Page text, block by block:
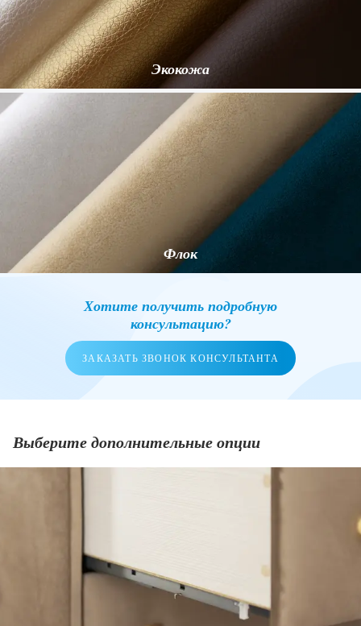
Экокожа
Флок
Хотите получить подробную
консультацию?
ЗАКАЗАТЬ ЗВОНОК КОНСУЛЬТАНТА
Выберите дополнительные опции